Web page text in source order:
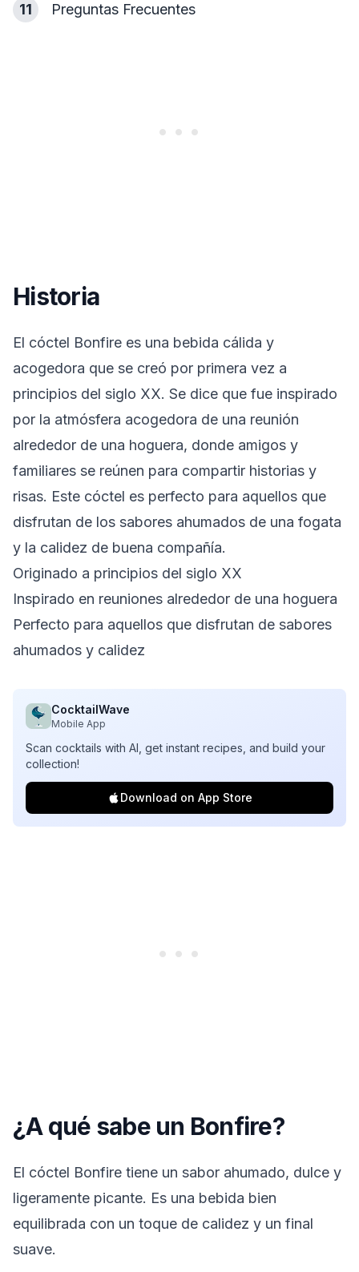
11 Preguntas Frecuentes
Historia
El cóctel Bonfire es una bebida cálida y
acogedora que se creó por primera vez a
principios del siglo XX. Se dice que fue inspirado
por la atmósfera acogedora de una reunión
alrededor de una hoguera, donde amigos y
familiares se reúnen para compartir historias y
risas. Este cóctel es perfecto para aquellos que
disfrutan de los sabores ahumados de una fogata
y la calidez de buena compañía.
Originado a principios del siglo XX
Inspirado en reuniones alrededor de una hoguera
Perfecto para aquellos que disfrutan de sabores
ahumados y calidez
CocktailWave
Mobile App
Scan cocktails with AI, get instant recipes, and build your
collection!
Download on App Store
¿A qué sabe un Bonfire?
El cóctel Bonfire tiene un sabor ahumado, dulce y
ligeramente picante. Es una bebida bien
equilibrada con un toque de calidez y un final
suave.